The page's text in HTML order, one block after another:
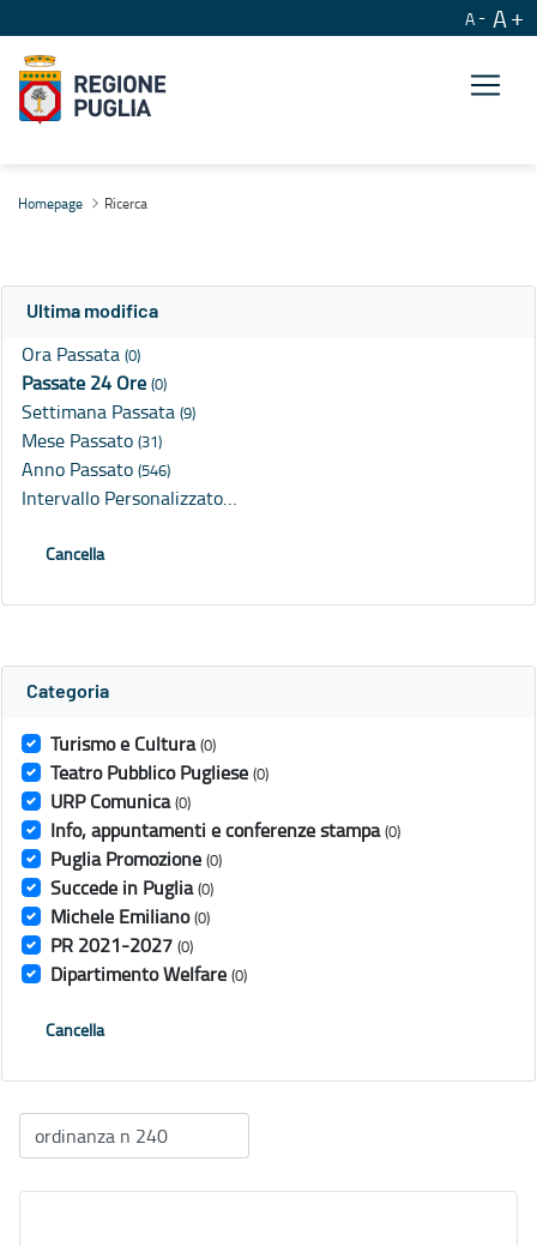
A A
Homepage Ricerca
Ultima modifica
Ora Passata (0)
Passate 24 Ore (0)
Settimana Passata (9)
Mese Passato (31)
Anno Passato (546)
Intervallo Personalizzato…
Cancella
Categoria
Turismo e Cultura (0)
Teatro Pubblico Pugliese (0)
URP Comunica (0)
Info, appuntamenti e conferenze stampa (0)
Puglia Promozione (0)
Succede in Puglia (0)
Michele Emiliano (0)
PR 2021-2027 (0)
Dipartimento Welfare (0)
Cancella